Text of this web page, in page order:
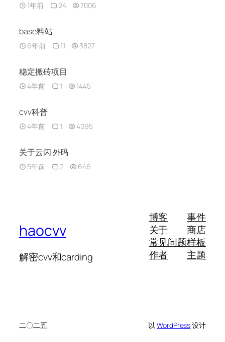
1年前 24 7006
base料站
6年前 11 3827
稳定搬砖项目
4年前 1 1445
cvv科普
4年前 1 4095
关于云闪 外码
5年前 2 646
haocvv
解密cvv和carding
博客
关于
常见问题
作者
事件
商店
样板
主题
二〇二五 以WordPress设计